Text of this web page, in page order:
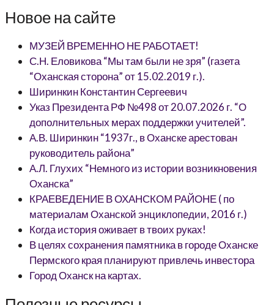
Новое на сайте
МУЗЕЙ ВРЕМЕННО НЕ РАБОТАЕТ!
С.Н. Еловикова “Мы там были не зря” (газета
“Оханская сторона” от 15.02.2019 г.).
Ширинкин Константин Сергеевич
Указ Президента РФ №498 от 20.07.2026 г. “О
дополнительных мерах поддержки учителей”.
А.В. Ширинкин “1937г., в Оханске арестован
руководитель района”
А.Л. Глухих “Немного из истории возникновения
Оханска”
КРАЕВЕДЕНИЕ В ОХАНСКОМ РАЙОНЕ ( по
материалам Оханской энциклопедии, 2016 г.)
Когда история оживает в твоих руках!
В целях сохранения памятника в городе Оханске
Пермского края планируют привлечь инвестора
Город Оханск на картах.